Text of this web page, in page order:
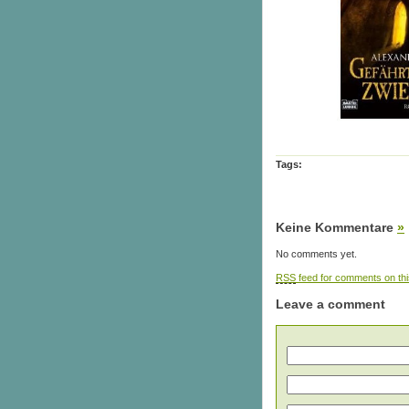
Tags:
Keine Kommentare »
No comments yet.
RSS feed for comments on
Leave a comment